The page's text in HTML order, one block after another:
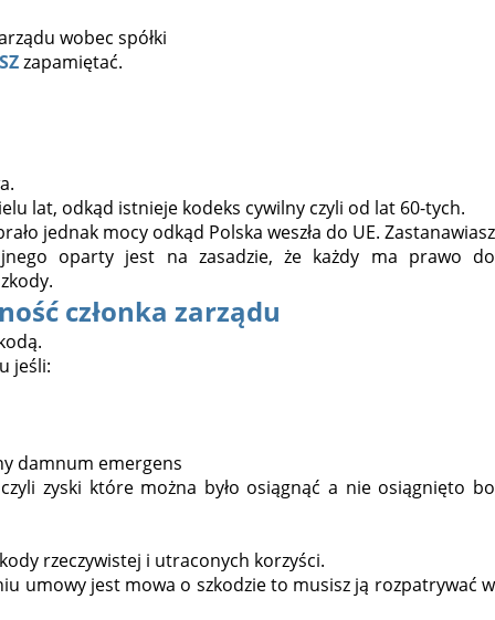
zapamiętać.
lat, odkąd istnieje kodeks cywilny czyli od lat 60-tych.
jednak mocy odkąd Polska weszła do UE. Zastanawiasz
oparty jest na zasadzie, że każdy ma prawo do
członka zarządu
jeśli:
damnum emergens
zyski które można było osiągnąć a nie osiągnięto bo
rzeczywistej i utraconych korzyści.
umowy jest mowa o szkodzie to musisz ją rozpatrywać w